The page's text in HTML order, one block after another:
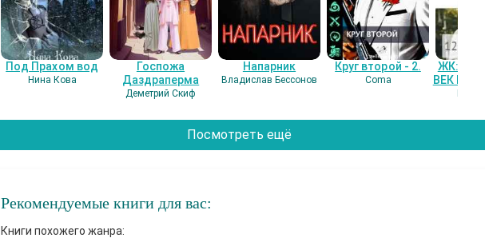
Под Прахом вод
Нина Кова
Госпожа
Даздраперма
Деметрий Скиф
Напарник
Владислав Бессонов
Круг второй - 2.
Coma
ЖК:
ВЕК
Гость-
Посмотреть ещё
Рекомендуемые книги для вас:
Книги похожего жанра: